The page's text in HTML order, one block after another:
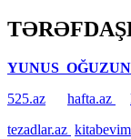
YUNUS
525.az
hafta.az
tezadlar.az